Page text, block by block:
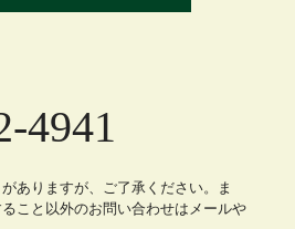
4941
ありますが、ご了承ください。ま
こと以外のお問い合わせはメールや